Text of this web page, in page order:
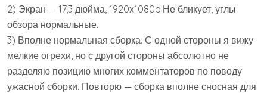
2) Экран — 17,3 дюйма, 1920х1080p.Не бликует, углы
обзора нормальные.
3) Вполне нормальная сборка. С одной стороны я вижу
мелкие огрехи, но с другой стороны абсолютно не
разделяю позицию многих комментаторов по поводу
ужасной сборки. Повторю — сборка вполне сносная для